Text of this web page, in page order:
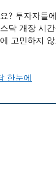
? 투자자들
닥 개장 시
고민하지
한눈에